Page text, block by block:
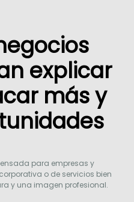
explicar
más y
para empresas y
o de servicios bien
y una imagen profesional.